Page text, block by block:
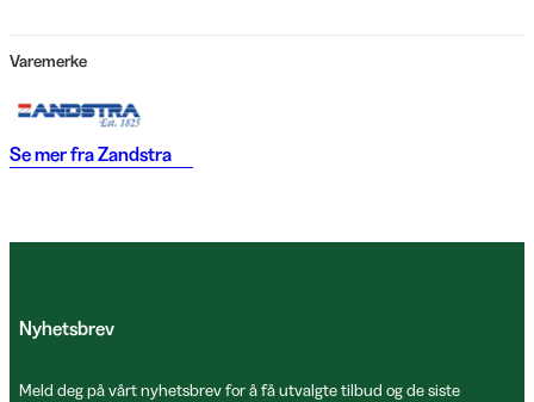
Varemerke
Se mer fraZandstra
Nyhetsbrev
Meld deg på vårt nyhetsbrev for å få utvalgte tilbud og de siste